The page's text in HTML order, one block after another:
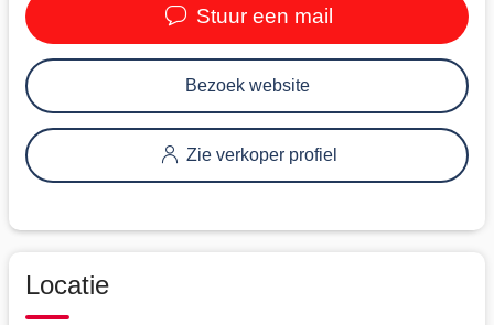
Stuur een mail
Bezoek website
Zie verkoper profiel
Locatie